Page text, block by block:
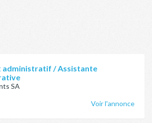
administratif / Assistante
SA
Voir l'annonce